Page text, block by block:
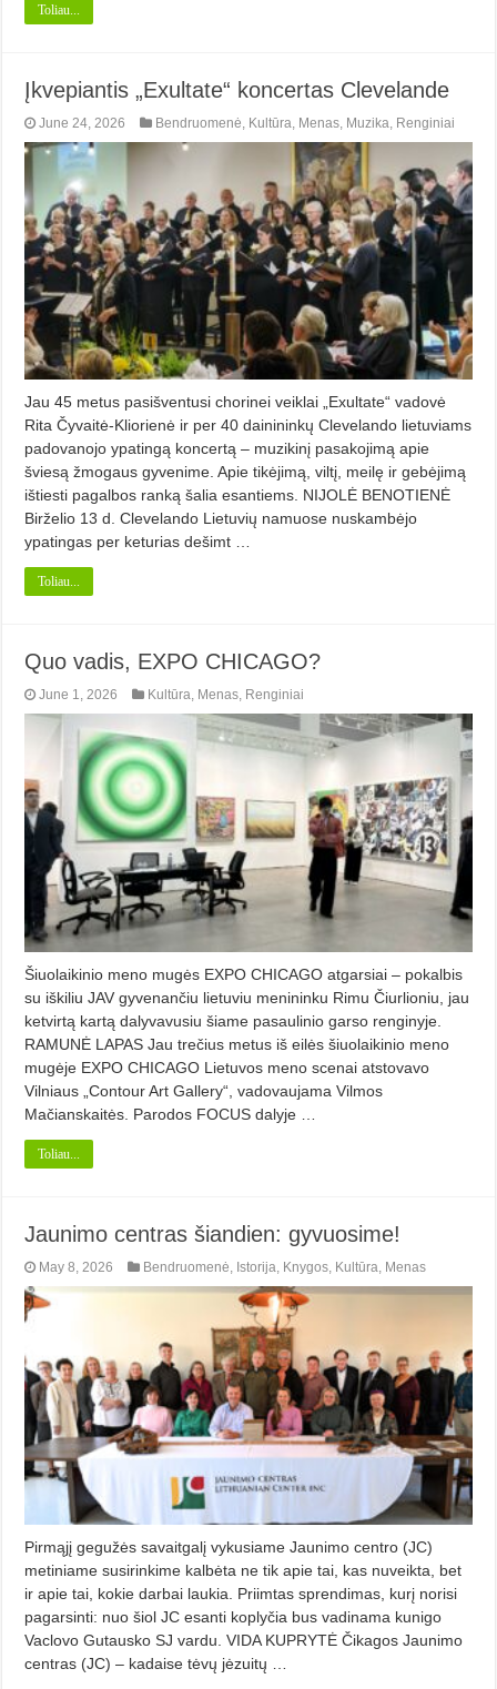
Toliau...
Įkvepiantis „Exultate“ koncertas Clevelande
June 24, 2026 Bendruomenė Kultūra Menas Muzika Renginiai
Jau 45 metus pasišventusi chorinei veiklai „Exultate“ vadovė
Rita Čyvaitė-Kliorienė ir per 40 dainininkų Clevelando lietuviams
padovanojo ypatingą koncertą – muzikinį pasakojimą apie
šviesą žmogaus gyvenime. Apie tikėjimą, viltį, meilę ir gebėjimą
ištiesti pagalbos ranką šalia esantiems. NIJOLĖ BENOTIENĖ
Birželio 13 d. Clevelando Lietuvių namuose nuskambėjo
ypatingas per keturias dešimt …
Toliau...
Quo vadis, EXPO CHICAGO?
June 1, 2026 Kultūra, Menas, Renginiai
Šiuolaikinio meno mugės EXPO CHICAGO atgarsiai – pokalbis
su iškiliu JAV gyvenančiu lietuviu menininku Rimu Čiurlioniu, jau
ketvirtą kartą dalyvavusiu šiame pasaulinio garso renginyje.
RAMUNĖ LAPAS Jau trečius metus iš eilės šiuolaikinio meno
mugėje EXPO CHICAGO Lietuvos meno scenai atstovavo
Vilniaus „Contour Art Gallery“, vadovaujama Vilmos
Mačianskaitės. Parodos FOCUS dalyje …
Toliau...
Jaunimo centras šiandien: gyvuosime!
May 8, 2026 Bendruomenė, Istorija, Knygos, Kultūra, Menas
Pirmąjį gegužės savaitgalį vykusiame Jaunimo centro (JC)
metiniame susirinkime kalbėta ne tik apie tai, kas nuveikta, bet
ir apie tai, kokie darbai laukia. Priimtas sprendimas, kurį norisi
pagarsinti: nuo šiol JC esanti koplyčia bus vadinama kunigo
Vaclovo Gutausko SJ vardu. VIDA KUPRYTĖ Čikagos Jaunimo
centras (JC) – kadaise tėvų jėzuitų …